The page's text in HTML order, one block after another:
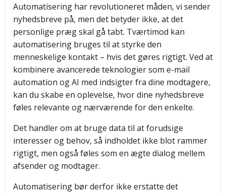
Automatisering har revolutioneret måden, vi sender
nyhedsbreve på, men det betyder ikke, at det
personlige præg skal gå tabt. Tværtimod kan
automatisering bruges til at styrke den
menneskelige kontakt – hvis det gøres rigtigt. Ved at
kombinere avancerede teknologier som e-mail
automation og AI med indsigter fra dine modtagere,
kan du skabe en oplevelse, hvor dine nyhedsbreve
føles relevante og nærværende for den enkelte.
Det handler om at bruge data til at forudsige
interesser og behov, så indholdet ikke blot rammer
rigtigt, men også føles som en ægte dialog mellem
afsender og modtager.
Automatisering bør derfor ikke erstatte det